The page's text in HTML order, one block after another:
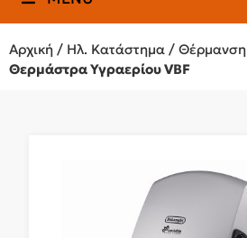
Αρχική / Ηλ. Κατάστημα / Θέρμανση
Θερμάστρα Υγραερίου VBF